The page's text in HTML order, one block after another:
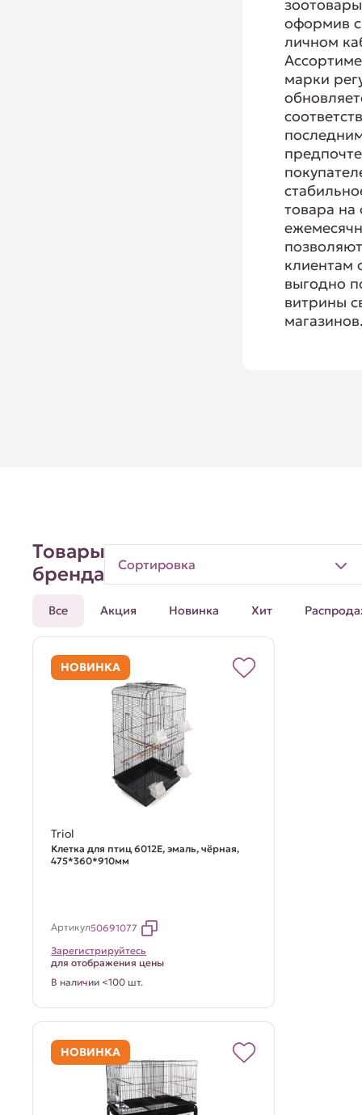
оформив
личном
марки
товара на
клиентам
выгодно
витрины
Товары
бренда
Сортировка
Все Акция Новинка Хит
НОВИНКА
Triol
Клетка для птиц 6012E, эмаль, чёрная,
475*360*910мм
Артикул50691077
Зарегистрируйтесь
для отображения цены
В наличии <100 шт.
НОВИНКА